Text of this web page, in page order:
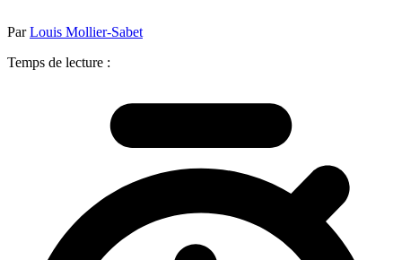
ParLouis Mollier-Sabet
Temps de lecture :